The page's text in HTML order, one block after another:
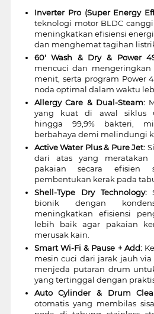
Inverter Pro (Super Energy
teknologi motor BLDC
meningkatkan efisiensi
dan menghemat tagihan
60' Wash & Dry & Power
mencuci dan
menit, serta program Power
noda optimal dalam waktu
Allergy Care & Dual-Steam:
yang kuat di awal siklus
hingga 99,9% bakteri,
berbahaya demi melindungi
Active Water Plus & Pure Jet:
dari atas yang meratakan
pakaian secara efisien
pembentukan kerak pada
Shell-Type Dry Technology:
bionik dengan
meningkatkan efisiensi
lebih baik agar pakaian
merusak kain.
Smart Wi-Fi & Pause + Add:
mesin cuci dari jarak jauh
menjeda putaran drum
yang tertinggal dengan
Auto Cylinder & Drum
otomatis yang membilas